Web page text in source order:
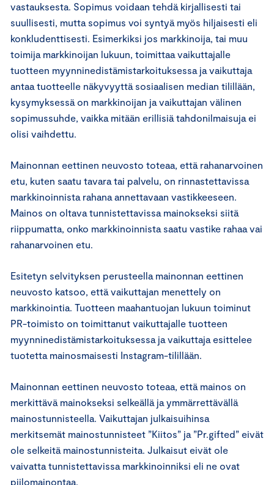
vastauksesta. Sopimus voidaan tehdä kirjallisesti tai
suullisesti, mutta sopimus voi syntyä myös hiljaisesti eli
konkludenttisesti. Esimerkiksi jos markkinoija, tai muu
toimija markkinoijan lukuun, toimittaa vaikuttajalle
tuotteen myynninedistämistarkoituksessa ja vaikuttaja
antaa tuotteelle näkyvyyttä sosiaalisen median tilillään,
kysymyksessä on markkinoijan ja vaikuttajan välinen
sopimussuhde, vaikka mitään erillisiä tahdonilmaisuja ei
olisi vaihdettu.
Mainonnan eettinen neuvosto toteaa, että rahanarvoinen
etu, kuten saatu tavara tai palvelu, on rinnastettavissa
markkinoinnista rahana annettavaan vastikkeeseen.
Mainos on oltava tunnistettavissa mainokseksi siitä
riippumatta, onko markkinoinnista saatu vastike rahaa vai
rahanarvoinen etu.
Esitetyn selvityksen perusteella mainonnan eettinen
neuvosto katsoo, että vaikuttajan menettely on
markkinointia. Tuotteen maahantuojan lukuun toiminut
PR-toimisto on toimittanut vaikuttajalle tuotteen
myynninedistämistarkoituksessa ja vaikuttaja esittelee
tuotetta mainosmaisesti Instagram-tilillään.
Mainonnan eettinen neuvosto toteaa, että mainos on
merkittävä mainokseksi selkeällä ja ymmärrettävällä
mainostunnisteella. Vaikuttajan julkaisuihinsa
merkitsemät mainostunnisteet ”Kiitos” ja ”Pr.gifted” eivät
ole selkeitä mainostunnisteita. Julkaisut eivät ole
vaivatta tunnistettavissa markkinoinniksi eli ne ovat
piilomainontaa.